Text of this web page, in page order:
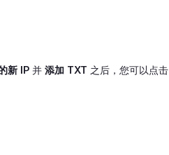
新 IP 并 添加 TXT 之后，您可以点击